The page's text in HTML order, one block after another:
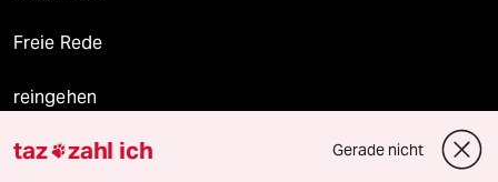
Freie Rede
reingehen
taz zahl ich Gerade nicht